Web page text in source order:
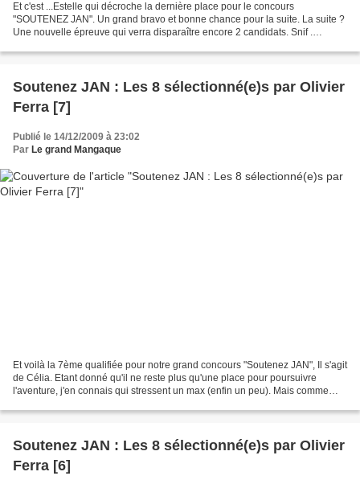
Et c'est ...Estelle qui décroche la dernière place pour le concours
"SOUTENEZ JAN". Un grand bravo et bonne chance pour la suite. La suite ?
Une nouvelle épreuve qui verra disparaître encore 2 candidats. Snif .
Soutenez JAN : Les 8 sélectionné(e)s par Olivier
Ferra [7]
Publié le 14/12/2009 à 23:02
Par Le grand Mangaque
Et voilà la 7ème qualifiée pour notre grand concours "Soutenez JAN", Il s'agit
de Célia. Etant donné qu'il ne reste plus qu'une place pour poursuivre
l'aventure, j'en connais qui stressent un max (enfin un peu). Mais comme
Soutenez JAN : Les 8 sélectionné(e)s par Olivier
Ferra [6]